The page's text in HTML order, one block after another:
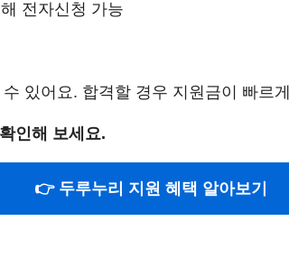
전자신청 가능
있어요. 합격할 경우 지원금이 빠르
인해 보세요.
👉 두루누리 지원 혜택 알아보기